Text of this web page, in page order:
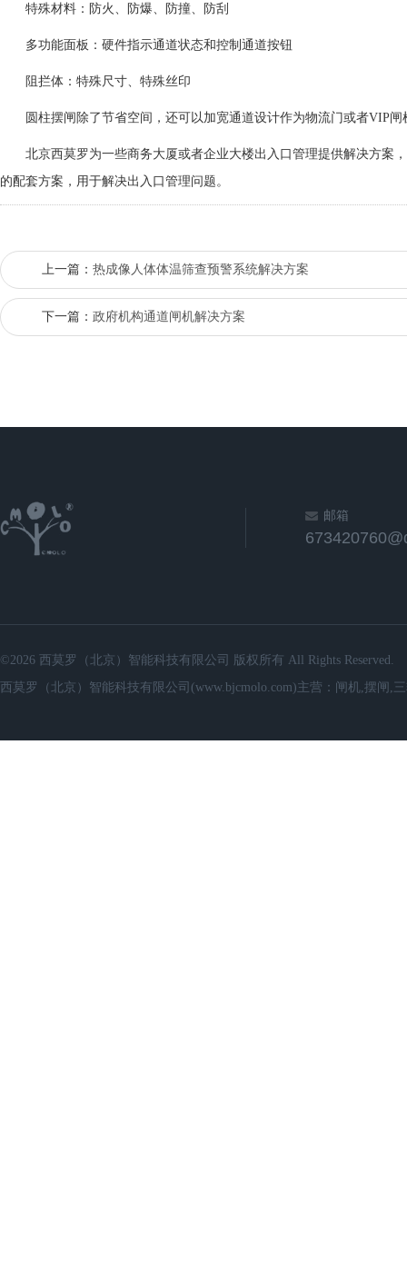
特殊材料：防火、防爆、防撞、防刮
多功能面板：硬件指示通道状态和控制通道按钮
阻拦体：特殊尺寸、特殊丝印
圆柱摆闸除了节省空间，还可以加宽通道设计作为物流门或者VIP闸
北京西莫罗为一些商务大厦或者企业大楼出入口管理提供解决方案
的配套方案，用于解决出入口管理问题。
上一篇： 热成像人体体温筛查预警系统解决方案
下一篇： 政府机构通道闸机解决方案
邮箱
©2026 西莫罗（北京）智能科技有限公司 版权所有 All Rights Reserved.
西莫罗（北京）智能科技有限公司(www.bjcmolo.com)主营：闸机,摆闸,